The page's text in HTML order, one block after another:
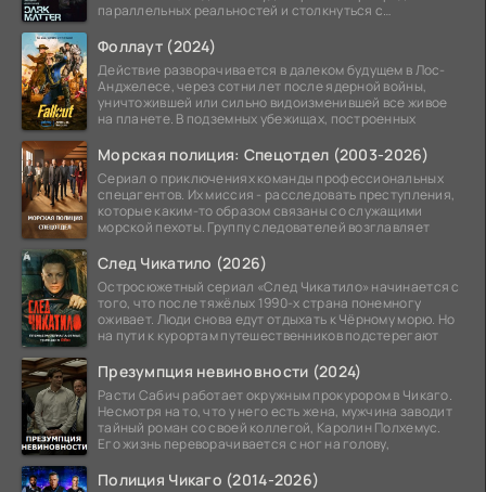
параллельных реальностей и столкнуться с
Фоллаут (2024)
Действие разворачивается в далеком будущем в Лос-
Анджелесе, через сотни лет после ядерной войны,
уничтожившей или сильно видоизменившей все живое
на планете. В подземных убежищах, построенных
Морская полиция: Спецотдел (2003-2026)
Сериал о приключениях команды профессиональных
спецагентов. Их миссия - расследовать преступления,
которые каким-то образом связаны со служащими
морской пехоты. Группу следователей возглавляет
След Чикатило (2026)
Остросюжетный сериал «След Чикатило» начинается с
того, что после тяжёлых 1990-х страна понемногу
оживает. Люди снова едут отдыхать к Чёрному морю. Но
на пути к курортам путешественников подстерегают
Презумпция невиновности (2024)
Расти Сабич работает окружным прокурором в Чикаго.
Несмотря на то, что у него есть жена, мужчина заводит
тайный роман со своей коллегой, Каролин Полхемус.
Его жизнь переворачивается с ног на голову,
Полиция Чикаго (2014-2026)